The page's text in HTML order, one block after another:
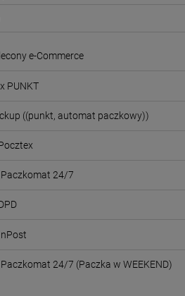
e-Commerce
PUNKT
((punkt, automat paczkowy))
24/7
24/7 (Paczka w WEEKEND)